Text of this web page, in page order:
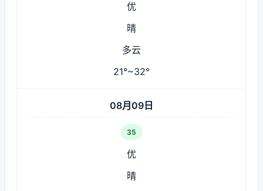
优
晴
多云
21°~32°
08月09日
35
优
晴